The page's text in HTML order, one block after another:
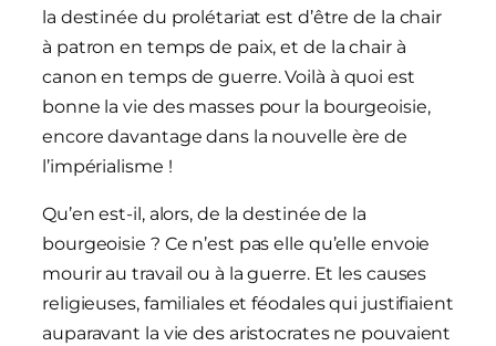
la destinée du prolétariat est d’être de la chair
à patron en temps de paix, et de la chair à
canon en temps de guerre. Voilà à quoi est
bonne la vie des masses pour la bourgeoisie,
encore davantage dans la nouvelle ère de
l’impérialisme !
Qu’en est-il, alors, de la destinée de la
bourgeoisie ? Ce n’est pas elle qu’elle envoie
mourir au travail ou à la guerre. Et les causes
religieuses, familiales et féodales qui justifiaient
auparavant la vie des aristocrates ne pouvaient